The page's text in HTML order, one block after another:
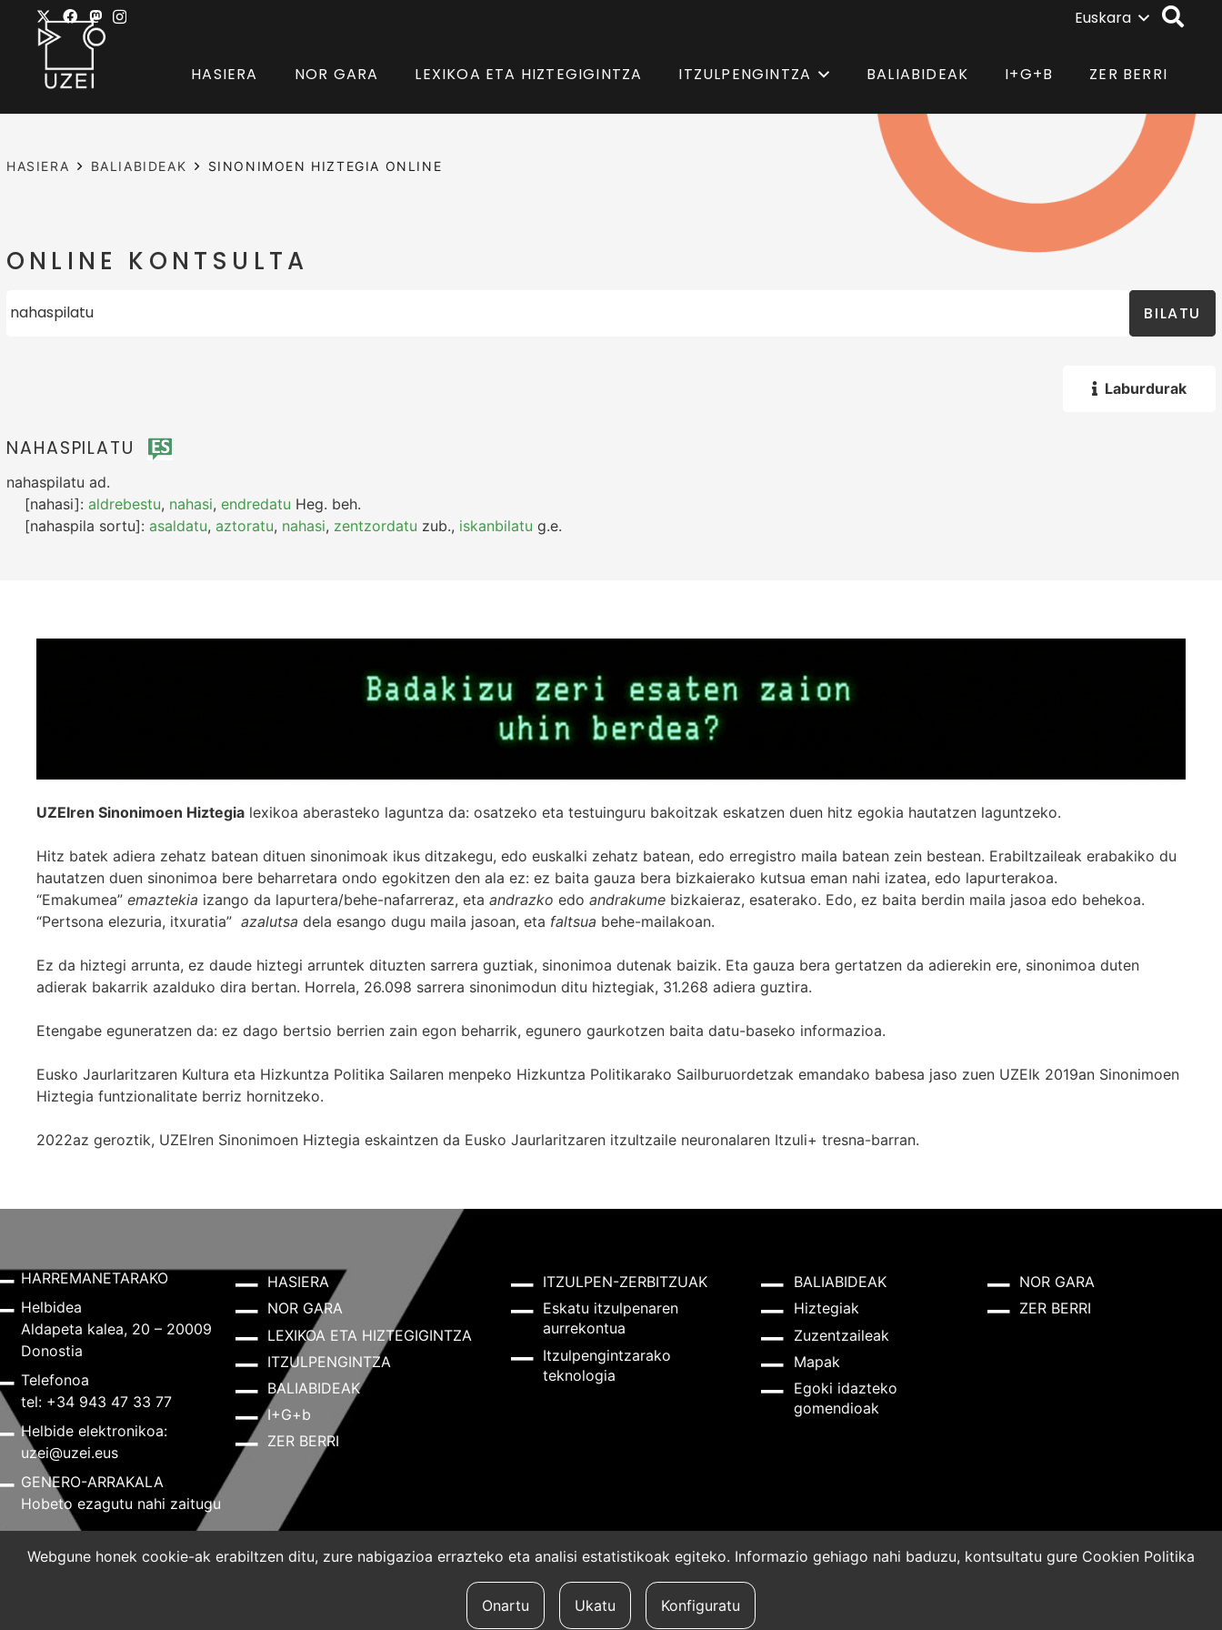
Euskara
HASIERA NOR GARA LEXIKOA ETA HIZTEGIGINTZA ITZULPENGINTZA BALIABIDEAK I+G+B ZER BERRI
HASIERA BALIABIDEAK SINONIMOEN HIZTEGIA ONLINE
ONLINE KONTSULTA
BILATU
Laburdurak
NAHASPILATU
nahaspilatu ad.
[nahasi]: aldrebestu, nahasi, endredatu Heg. beh.
[nahaspila sortu]: asaldatu, aztoratu, nahasi, zentzordatu zub., iskanbilatu g.e.
UZEIren Sinonimoen Hiztegia lexikoa aberasteko laguntza da: osatzeko eta testuinguru bakoitzak eskatzen duen hitz egokia hautatzen laguntzeko.
Hitz batek adiera zehatz batean dituen sinonimoak ikus ditzakegu, edo euskalki zehatz batean, edo erregistro maila batean zein bestean. Erabiltzaileak erabakiko du
hautatzen duen sinonimoa bere beharretara ondo egokitzen den ala ez: ez baita gauza bera bizkaierako kutsua eman nahi izatea, edo lapurterakoa.
“Emakumea” emaztekia izango da lapurtera/behe-nafarreraz, eta andrazko edo andrakume bizkaieraz, esaterako. Edo, ez baita berdin maila jasoa edo behekoa.
“Pertsona elezuria, itxuratia” azalutsa dela esango dugu maila jasoan, eta faltsua behe-mailakoan.
Ez da hiztegi arrunta, ez daude hiztegi arruntek dituzten sarrera guztiak, sinonimoa dutenak baizik. Eta gauza bera gertatzen da adierekin ere, sinonimoa duten
adierak bakarrik azalduko dira bertan. Horrela, 26.098 sarrera sinonimodun ditu hiztegiak, 31.268 adiera guztira.
Etengabe eguneratzen da: ez dago bertsio berrien zain egon beharrik, egunero gaurkotzen baita datu-baseko informazioa.
Eusko Jaurlaritzaren Kultura eta Hizkuntza Politika Sailaren menpeko Hizkuntza Politikarako Sailburuordetzak emandako babesa jaso zuen UZEIk 2019an Sinonimoen
Hiztegia funtzionalitate berriz hornitzeko.
2022az geroztik, UZEIren Sinonimoen Hiztegia eskaintzen da Eusko Jaurlaritzaren itzultzaile neuronalaren Itzuli+ tresna-barran.
HARREMANETARAKO
Helbidea
Aldapeta kalea, 20 – 20009
Donostia
Telefonoa
tel: +34 943 47 33 77
Helbide elektronikoa:
uzei@uzei.eus
GENERO-ARRAKALA
Hobeto ezagutu nahi zaitugu
HASIERA
NOR GARA
LEXIKOA ETA HIZTEGIGINTZA
ITZULPENGINTZA
BALIABIDEAK
I+G+b
ZER BERRI
ITZULPEN-ZERBITZUAK
Eskatu itzulpenaren
aurrekontua
Itzulpengintzarako
teknologia
BALIABIDEAK
Hiztegiak
Zuzentzaileak
Mapak
Egoki idazteko
gomendioak
NOR GARA
ZER BERRI
Lege-oharra Cookie-politika
Webgune honek cookie-ak erabiltzen ditu, zure nabigazioa errazteko eta analisi estatistikoak egiteko. Informazio gehiago nahi baduzu, kontsultatu gure Cookien Politika
Onartu Ukatu Konfiguratu